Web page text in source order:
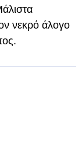
νεκρό άλογο